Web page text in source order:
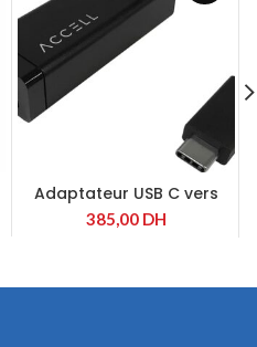
Adaptateur USB C vers
Ethernet 2.5G
385,00 DH